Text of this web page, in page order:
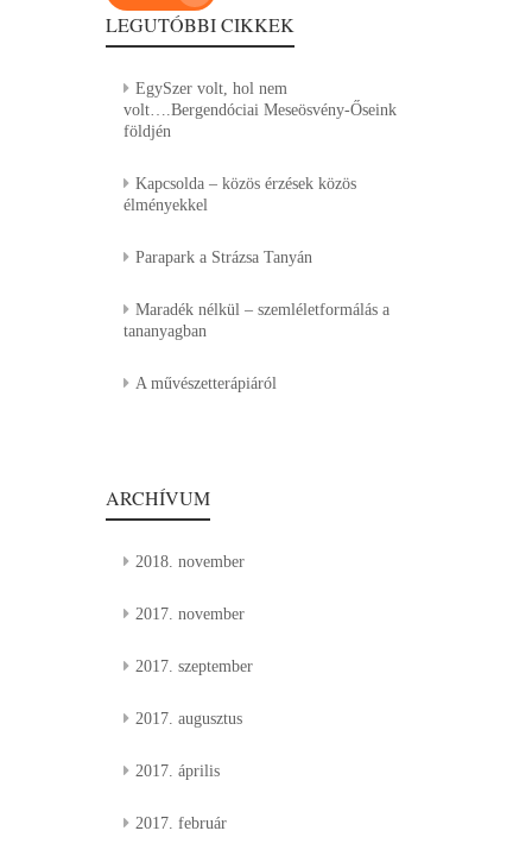
LEGUTÓBBI CIKKEK
EgySzer volt, hol nem
volt….Bergendóciai Meseösvény-Őseink
földjén
Kapcsolda – közös érzések közös
élményekkel
Parapark a Strázsa Tanyán
Maradék nélkül – szemléletformálás a
tananyagban
A művészetterápiáról
ARCHÍVUM
2018. november
2017. november
2017. szeptember
2017. augusztus
2017. április
2017. február